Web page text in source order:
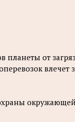
планеты от
влечет
охраны